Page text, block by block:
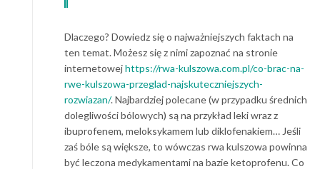
Dlaczego? Dowiedz się o najważniejszych faktach na
ten temat. Możesz się z nimi zapoznać na stronie
internetowejhttps://rwa-kulszowa.com.pl/co-brac-na-
rwe-kulszowa-przeglad-najskuteczniejszych-
rozwiazan/. Najbardziej polecane (w przypadku średnich
dolegliwości bólowych) są na przykład leki wraz z
ibuprofenem, meloksykamem lub diklofenakiem… Jeśli
zaś bóle są większe, to wówczas rwa kulszowa powinna
być leczona medykamentami na bazie ketoprofenu. Co